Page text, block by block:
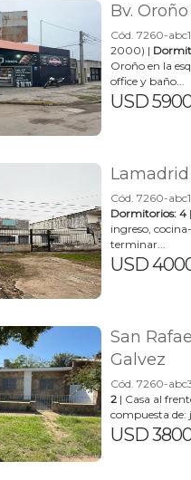
Bv.
Cód. 7260-
2000) |
Oroño en la
office y baño...
USD
Cód. 7260-
Dormitorios: 4
ingreso,
terminar...
USD
San
Galvez
Cód. 7260-
2 | Casa al
compuesta de:
USD